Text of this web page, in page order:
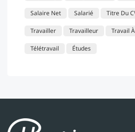
Salaire Net Salarié Titre Du
Travailler Travailleur Travail
Télétravail Études